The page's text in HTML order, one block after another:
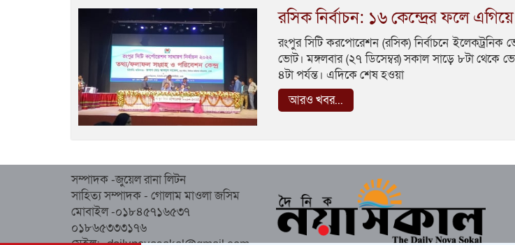
রসিক নির্বাচন: ১৬ কেন্দ্রের ফলে এগিয়ে
রংপুর সিটি করপোরেশন (রসিক) নির্বাচনে
ভোট। মঙ্গলবার (২৭ ডিসেম্বর) সকাল সাড়ে ৮টা থেকে
৪টা পর্যন্ত। এদিকে শেষ হওয়া
আরও খবর...
সম্পাদক -জুয়েল রানা লিটন
সাহিত্য সম্পাদক - গোলাম মাওলা জসিম
মোবাইল -০১৮৪৫৭১৬৫৩৭
০১৮৬৫৩৩৩১৭৬